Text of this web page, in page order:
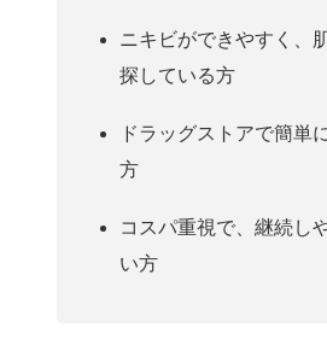
ニキビができやすく、
探している方
ドラッグストアで簡単
方
コスパ重視で、継続し
い方